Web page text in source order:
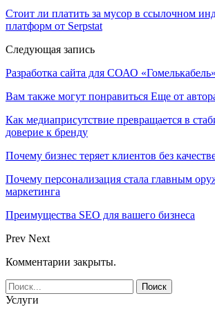
Стоит ли платить за мусор в ссылочном
платформ от Serpstat
Следующая запись
Разработка сайта для СОАО «Гомелькабель»
Вам также могут понравиться Еще от
Как медиаприсутствие превращается в
доверие к бренду
Почему бизнес теряет клиентов без
Почему персонализация стала главным
маркетинга
Преимущества SEO для вашего бизнеса
Prev Next
Комментарии закрыты.
Услуги